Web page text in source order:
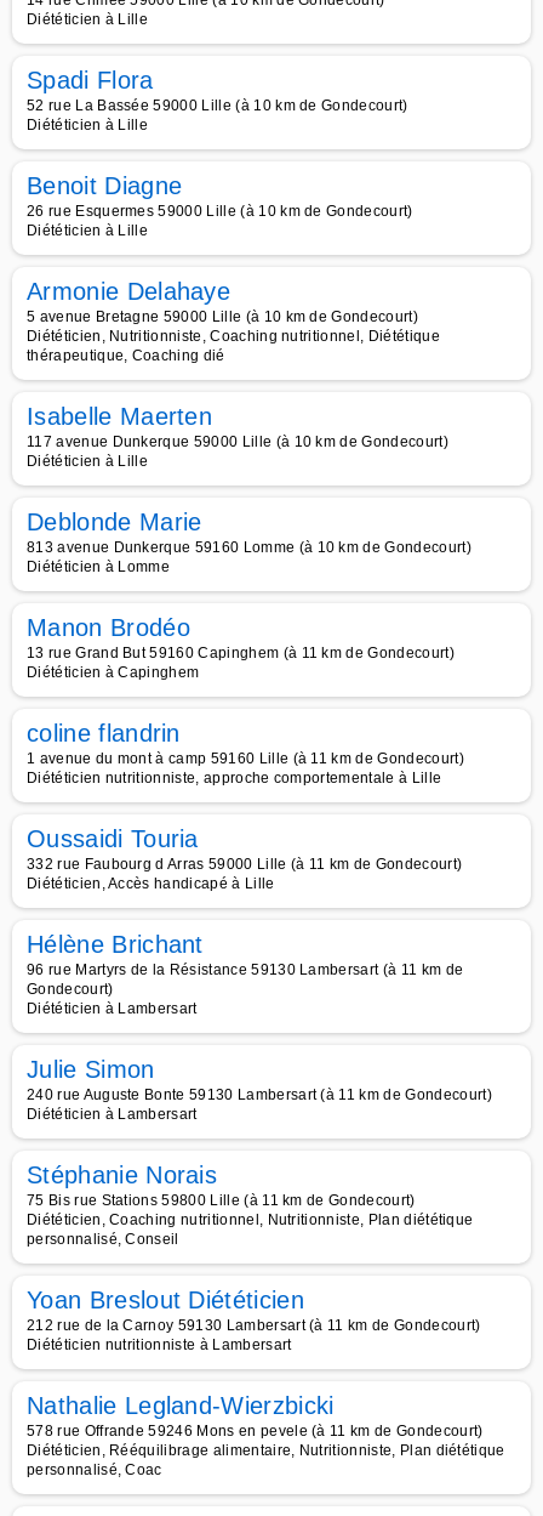
Diététicien à Lille
Spadi Flora
52 rue La Bassée 59000 Lille (à 10 km de Gondecourt)
Diététicien à Lille
Benoit Diagne
26 rue Esquermes 59000 Lille (à 10 km de Gondecourt)
Diététicien à Lille
Armonie Delahaye
5 avenue Bretagne 59000 Lille (à 10 km de Gondecourt)
Diététicien, Nutritionniste, Coaching nutritionnel, Diététique
thérapeutique, Coaching dié
Isabelle Maerten
117 avenue Dunkerque 59000 Lille (à 10 km de Gondecourt)
Diététicien à Lille
Deblonde Marie
813 avenue Dunkerque 59160 Lomme (à 10 km de Gondecourt)
Diététicien à Lomme
Manon Brodéo
13 rue Grand But 59160 Capinghem (à 11 km de Gondecourt)
Diététicien à Capinghem
coline flandrin
1 avenue du mont à camp 59160 Lille (à 11 km de Gondecourt)
Diététicien nutritionniste, approche comportementale à Lille
Oussaidi Touria
332 rue Faubourg d Arras 59000 Lille (à 11 km de Gondecourt)
Diététicien, Accès handicapé à Lille
Hélène Brichant
96 rue Martyrs de la Résistance 59130 Lambersart (à 11 km de
Gondecourt)
Diététicien à Lambersart
Julie Simon
240 rue Auguste Bonte 59130 Lambersart (à 11 km de Gondecourt)
Diététicien à Lambersart
Stéphanie Norais
75 Bis rue Stations 59800 Lille (à 11 km de Gondecourt)
Diététicien, Coaching nutritionnel, Nutritionniste, Plan diététique
personnalisé, Conseil
Yoan Breslout Diététicien
212 rue de la Carnoy 59130 Lambersart (à 11 km de Gondecourt)
Diététicien nutritionniste à Lambersart
Nathalie Legland-Wierzbicki
578 rue Offrande 59246 Mons en pevele (à 11 km de Gondecourt)
Diététicien, Rééquilibrage alimentaire, Nutritionniste, Plan diététique
personnalisé, Coac